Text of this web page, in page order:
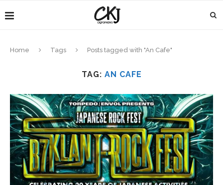
Home Tags Posts tagged with "An Cafe"
TAG: AN CAFE